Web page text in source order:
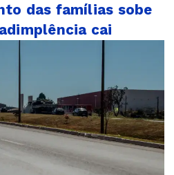
das famílias sobe
cai